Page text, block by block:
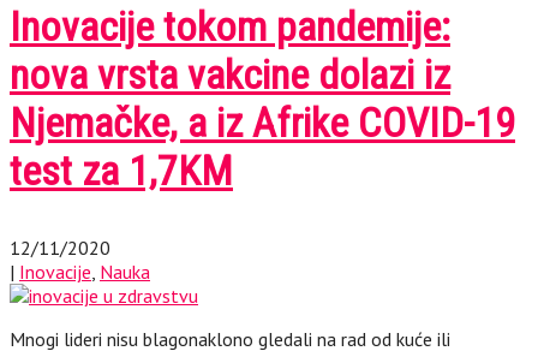
Inovacije tokom pandemije:
nova vrsta vakcine dolazi iz
Njemačke, a iz Afrike COVID-19
test za 1,7KM
12/11/2020
| Inovacije Nauka
Mnogi lideri nisu blagonaklono gledali na rad od kuće ili